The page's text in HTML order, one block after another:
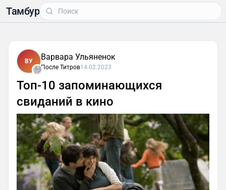
Тамбур
ВУ Варвара Ульяненок
После Титров14.02.2023
Топ-10 запоминающихся
свиданий в кино